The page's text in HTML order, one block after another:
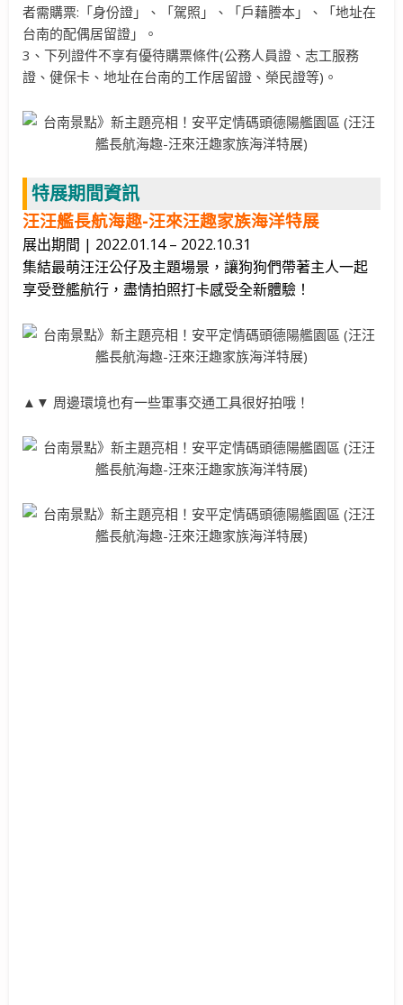
者需購票:「身份證」、「駕照」、「戶藉謄本」、「地址在
台南的配偶居留證」。
3、下列證件不享有優待購票條件(公務人員證、志工服務
證、健保卡、地址在台南的工作居留證、榮民證等)。
特展期間資訊
汪汪艦長航海趣-汪來汪趣家族海洋特展
展出期間 | 2022.01.14 – 2022.10.31
集結最萌汪汪公仔及主題場景，讓狗狗們帶著主人一起
享受登艦航行，盡情拍照打卡感受全新體驗！
▲▼ 周邊環境也有一些軍事交通工具很好拍哦！